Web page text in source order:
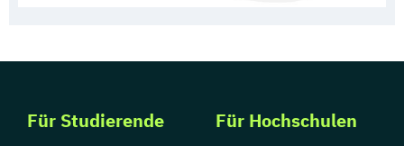
Für Studierende Für Hochschulen